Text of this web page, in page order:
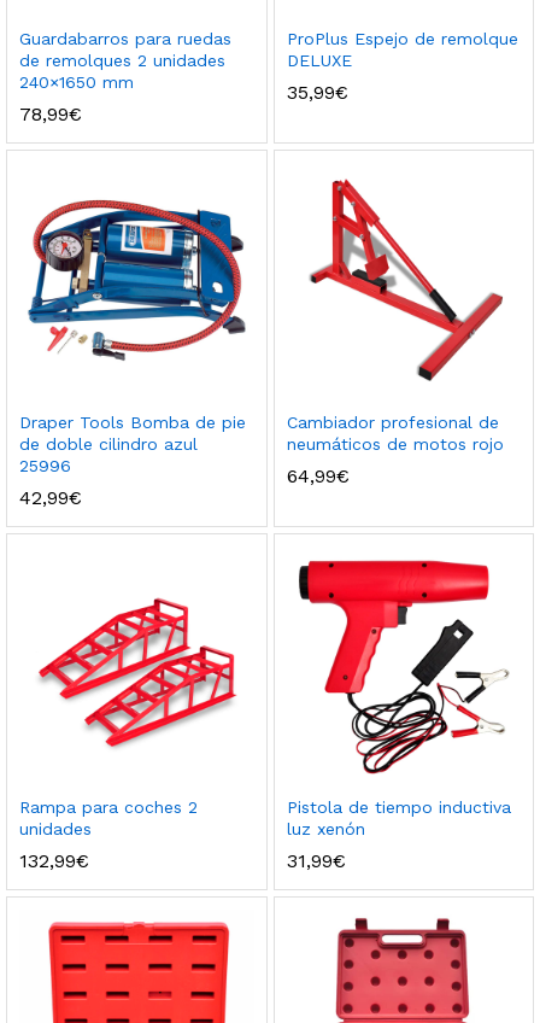
Guardabarros para ruedas
de remolques 2 unidades
240×1650 mm
78,99€
ProPlus Espejo de remolque
DELUXE
35,99€
Draper Tools Bomba de pie
de doble cilindro azul
25996
42,99€
Cambiador profesional de
neumáticos de motos rojo
64,99€
Rampa para coches 2
unidades
132,99€
Pistola de tiempo inductiva
luz xenón
31,99€